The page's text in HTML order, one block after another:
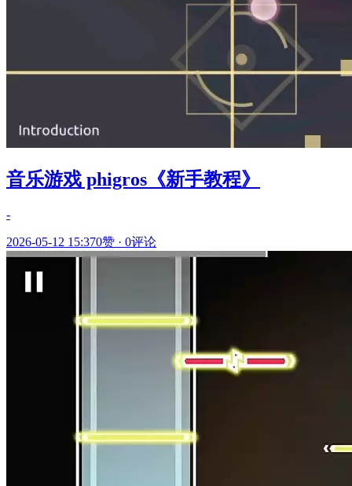
音乐游戏 phigros《新手教程》
-
2026-05-12 15:370赞 · 0评论